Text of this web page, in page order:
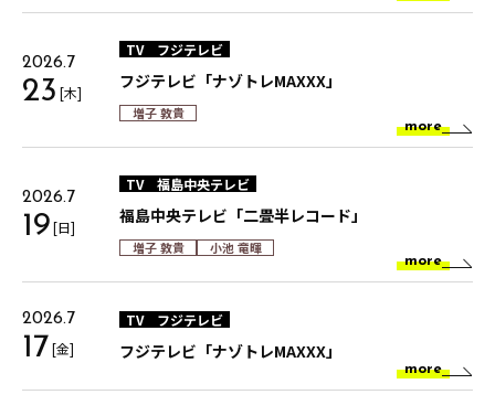
2026.7
23 [木]
TV フジテレビ
フジテレビ「ナゾトレMAXXX」
増子 敦貴
more
2026.7
19[日]
TV 福島中央テレビ
福島中央テレビ「二畳半レコード」
増子 敦貴 小池 竜暉
more
2026.7
17[金]
TV フジテレビ
フジテレビ「ナゾトレMAXXX」
more